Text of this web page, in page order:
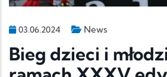
03.06.2024 News
Bieg dzieci i